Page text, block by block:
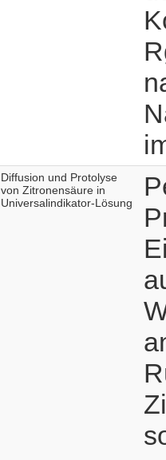
Diffusion und Protolyse
von Zitronensäure in
Universalindikator-Lösung